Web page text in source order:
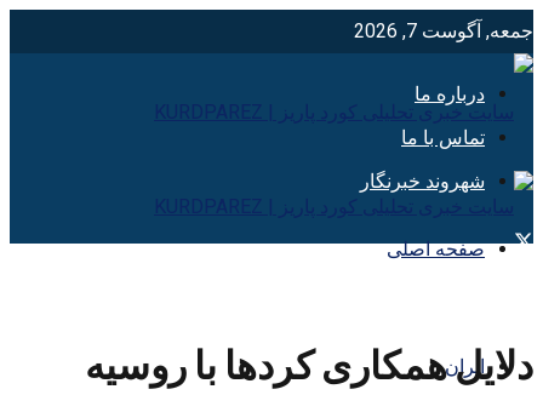
جمعه, آگوست 7, 2026
درباره ما
تماس با ما
شهروند خبرنگار
صفحه اصلی
ایران
دلایل همکاری کردها با روسیه